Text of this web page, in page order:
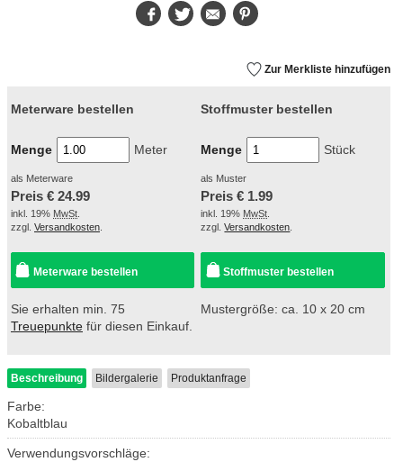
FacebookTwitter E-
Mail
Zur Merkliste hinzufügen
Meterware bestellen
Menge Meter
als Meterware
Preis € 24.99
inkl. 19% MwSt
zzgl. Versandkosten
Meterware bestellen
Sie erhalten min. 75
Treuepunkte für diesen Einkauf.
Stoffmuster bestellen
Menge Stück
als Muster
Preis € 1.99
inkl. 19% MwSt
zzgl.Versandkosten
Stoffmuster bestellen
Mustergröße: ca. 10 x 20 cm
Beschreibung Bildergalerie Produktanfrage
Farbe:
Kobaltblau
Verwendungsvorschläge: